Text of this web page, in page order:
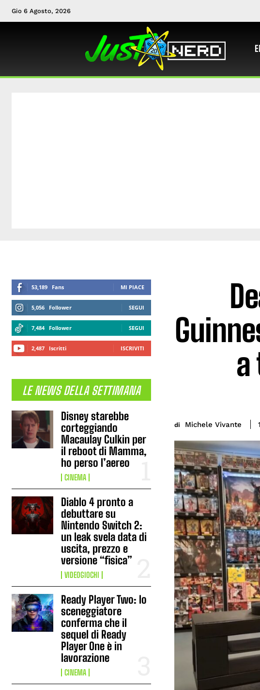
Gio 6 Agosto, 2026
53,189 Fans MI PIACE
5,056 Follower SEGUI
7,484 Follower SEGUI
2,487 Iscritti ISCRIVITI
LE NEWS DELLA SETTIMANA
Disney starebbe
corteggiando
Macaulay Culkin per
il reboot di Mamma,
ho perso l’aereo
CINEMA
Diablo 4 pronto a
debuttare su
Nintendo Switch 2:
un leak svela data di
uscita, prezzo e
versione “fisica”
VIDEOGIOCHI
Ready Player Two: lo
sceneggiatore
conferma che il
sequel di Ready
Player One è in
lavorazione
CINEMA
a
di Michele Vivante